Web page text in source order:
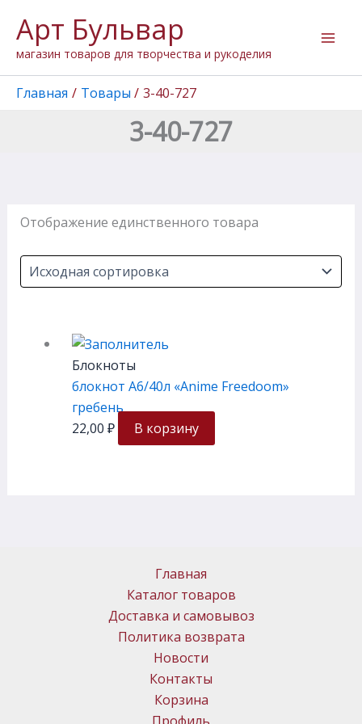
содержимому
Арт Бульвар
магазин товаров для творчества и рукоделия
Главная Товары 3-40-727
3-40-727
Отображение единственного товара
Блокноты
блокнот А6/40л «Anime Freedoom»
гребень
22,00 ₽ В корзину
Главная
Каталог товаров
Доставка и самовывоз
Политика возврата
Новости
Контакты
Корзина